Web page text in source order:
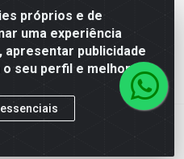
próprios e de
uma experiência
apresentar publicidade
seu perfil e melhorar a
de Alimentos LTDA -
148 - Centro - Oeiras/PI
0001-50